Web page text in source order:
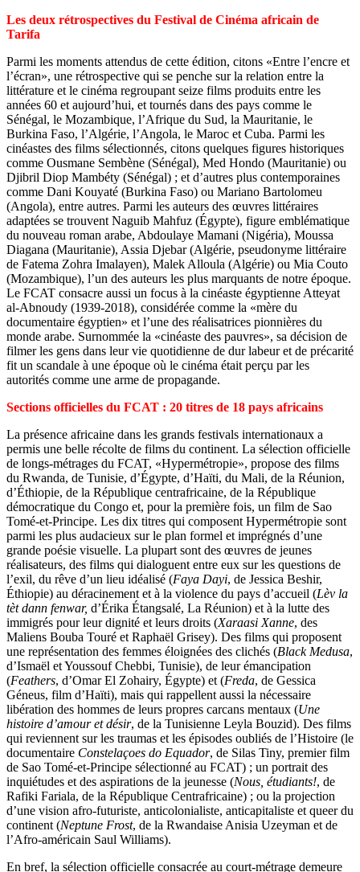
Les deux rétrospectives du Festival de Cinéma africain de
Tarifa
Parmi les moments attendus de cette édition, citons «Entre l’encre et
l’écran», une rétrospective qui se penche sur la relation entre la
littérature et le cinéma regroupant seize films produits entre les
années 60 et aujourd’hui, et tournés dans des pays comme le
Sénégal, le Mozambique, l’Afrique du Sud, la Mauritanie, le
Burkina Faso, l’Algérie, l’Angola, le Maroc et Cuba. Parmi les
cinéastes des films sélectionnés, citons quelques figures historiques
comme Ousmane Sembène (Sénégal), Med Hondo (Mauritanie) ou
Djibril Diop Mambéty (Sénégal) ; et d’autres plus contemporaines
comme Dani Kouyaté (Burkina Faso) ou Mariano Bartolomeu
(Angola), entre autres. Parmi les auteurs des œuvres littéraires
adaptées se trouvent Naguib Mahfuz (Égypte), figure emblématique
du nouveau roman arabe, Abdoulaye Mamani (Nigéria), Moussa
Diagana (Mauritanie), Assia Djebar (Algérie, pseudonyme littéraire
de Fatema Zohra Imalayen), Malek Alloula (Algérie) ou Mia Couto
(Mozambique), l’un des auteurs les plus marquants de notre époque.
Le FCAT consacre aussi un focus à la cinéaste égyptienne Atteyat
al-Abnoudy (1939-2018), considérée comme la «mère du
documentaire égyptien» et l’une des réalisatrices pionnières du
monde arabe. Surnommée la «cinéaste des pauvres», sa décision de
filmer les gens dans leur vie quotidienne de dur labeur et de précarité
fit un scandale à une époque où le cinéma était perçu par les
autorités comme une arme de propagande.
Sections officielles du FCAT : 20 titres de 18 pays africains
La présence africaine dans les grands festivals internationaux a
permis une belle récolte de films du continent. La sélection officielle
de longs-métrages du FCAT, «Hypermétropie», propose des films
du Rwanda, de Tunisie, d’Égypte, d’Haïti, du Mali, de la Réunion,
d’Éthiopie, de la République centrafricaine, de la République
démocratique du Congo et, pour la première fois, un film de Sao
Tomé-et-Principe. Les dix titres qui composent Hypermétropie sont
parmi les plus audacieux sur le plan formel et imprégnés d’une
grande poésie visuelle. La plupart sont des œuvres de jeunes
réalisateurs, des films qui dialoguent entre eux sur les questions de
l’exil, du rêve d’un lieu idéalisé (Faya Dayi, de Jessica Beshir,
Éthiopie) au déracinement et à la violence du pays d’accueil (Lèv la
tèt dann fenwar, d’Érika Étangsalé, La Réunion) et à la lutte des
immigrés pour leur dignité et leurs droits (Xaraasi Xanne, des
Maliens Bouba Touré et Raphaël Grisey). Des films qui proposent
une représentation des femmes éloignées des clichés (Black Medusa,
d’Ismaël et Youssouf Chebbi, Tunisie), de leur émancipation
(Feathers, d’Omar El Zohairy, Égypte) et (Freda, de Gessica
Géneus, film d’Haïti), mais qui rappellent aussi la nécessaire
libération des hommes de leurs propres carcans mentaux (Une
histoire d’amour et désir, de la Tunisienne Leyla Bouzid). Des films
qui reviennent sur les traumas et les épisodes oubliés de l’Histoire (le
documentaire Constelaçoes do Equador, de Silas Tiny, premier film
de Sao Tomé-et-Principe sélectionné au FCAT) ; un portrait des
inquiétudes et des aspirations de la jeunesse (Nous, étudiants!, de
Rafiki Fariala, de la République Centrafricaine) ; ou la projection
d’une vision afro-futuriste, anticolonialiste, anticapitaliste et queer du
continent (Neptune Frost, de la Rwandaise Anisia Uzeyman et de
l’Afro-américain Saul Williams).
En bref, la sélection officielle consacrée au court-métrage demeure